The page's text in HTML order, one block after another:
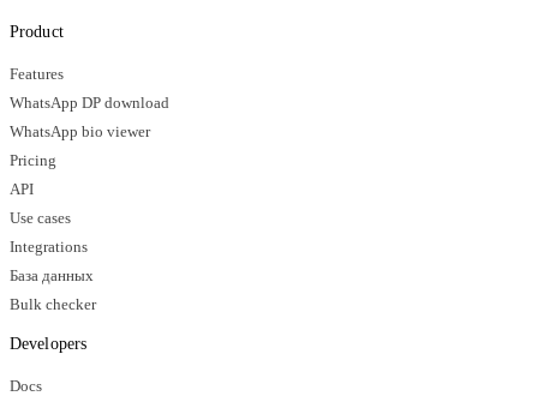
Product
Features
WhatsApp DP download
WhatsApp bio viewer
Pricing
API
Use cases
Integrations
База данных
Bulk checker
Developers
Docs